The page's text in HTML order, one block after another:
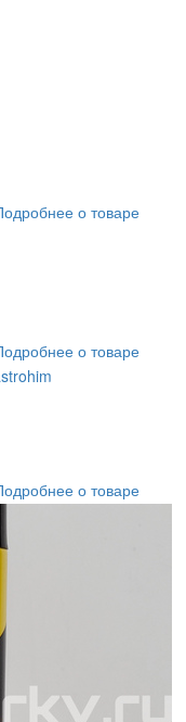
о товаре
о товаре
о товаре